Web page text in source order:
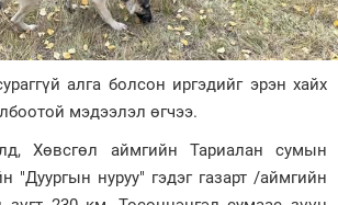
алга болсон иргэдийг эрэн хайх
мэдээлэл өгчээ.
Хөвсгөл аймгийн Тариалан сумын
"Дуургын нуруу" гэдэг газарт /аймгийн